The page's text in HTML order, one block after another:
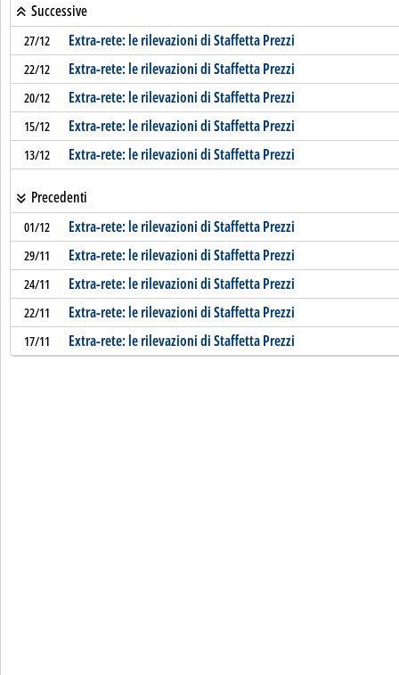
Successive
27/12 Extra-rete: le rilevazioni di Staffetta Prezzi
22/12 Extra-rete: le rilevazioni di Staffetta Prezzi
20/12 Extra-rete: le rilevazioni di Staffetta Prezzi
15/12 Extra-rete: le rilevazioni di Staffetta Prezzi
13/12 Extra-rete: le rilevazioni di Staffetta Prezzi
Precedenti
01/12 Extra-rete: le rilevazioni di Staffetta Prezzi
29/11 Extra-rete: le rilevazioni di Staffetta Prezzi
24/11 Extra-rete: le rilevazioni di Staffetta Prezzi
22/11 Extra-rete: le rilevazioni di Staffetta Prezzi
17/11 Extra-rete: le rilevazioni di Staffetta Prezzi